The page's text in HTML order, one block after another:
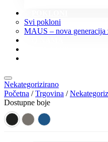
Svi pokloni
MAUS – nova generacija
Nekategorizirano
Početna /Trgovina /
Dostupne boje